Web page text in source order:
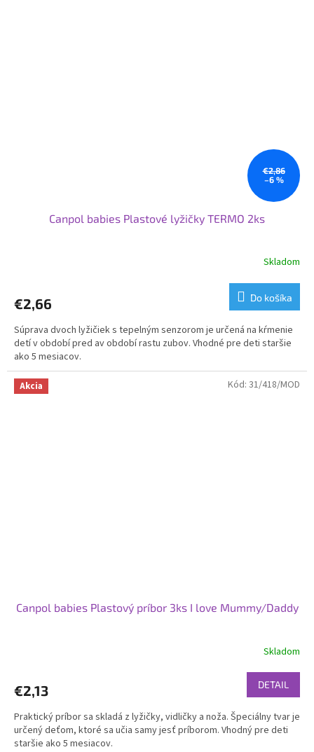
€2,86
–6 %
Canpol babies Plastové lyžičky TERMO 2ks
Skladom
€2,66 Do košíka
Súprava dvoch lyžičiek s tepelným senzorom je určená na kŕmenie
detí v období pred av období rastu zubov. Vhodné pre deti staršie
ako 5 mesiacov.
Akcia
Canpol babies Plastový príbor 3ks I love Mummy/Daddy
Skladom
€2,13 DETAIL
Praktický príbor sa skladá z lyžičky, vidličky a noža. Špeciálny tvar je
určený deťom, ktoré sa učia samy jesť príborom. Vhodný pre deti
staršie ako 5 mesiacov.
Kód: 31/418/MOD